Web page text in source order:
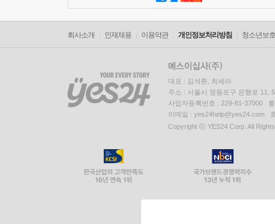
회사소개 인재채용 이용약관 개인정보처리방침 청소년보
대표 : 김석환, 최세라
주소 : 서울시 영등포구 은행로 11,
사업자등록번호 : 229-81-37000
이메일 : yes24help@yes24.com
Copyright ⓒ YES24 Corp. All